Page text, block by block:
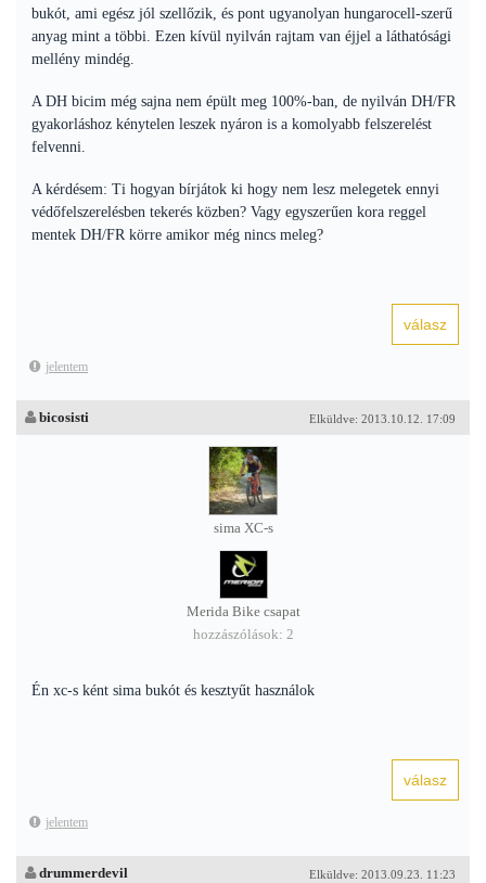
bukót, ami egész jól szellőzik, és pont ugyanolyan hungarocell-szerű
anyag mint a többi. Ezen kívül nyilván rajtam van éjjel a láthatósági
mellény mindég.
A DH bicim még sajna nem épült meg 100%-ban, de nyilván DH/FR
gyakorláshoz kénytelen leszek nyáron is a komolyabb felszerelést
felvenni.
A kérdésem: Ti hogyan bírjátok ki hogy nem lesz melegetek ennyi
védőfelszerelésben tekerés közben? Vagy egyszerűen kora reggel
mentek DH/FR körre amikor még nincs meleg?
jelentem
Elküldve: 2013.10.12. 17:09
bicosisti
sima XC-s
Merida Bike csapat
hozzászólások: 2
Én xc-s ként sima bukót és kesztyűt használok
jelentem
Elküldve: 2013.09.23. 11:23
drummerdevil